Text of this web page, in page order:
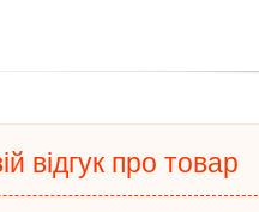
відгук про товар